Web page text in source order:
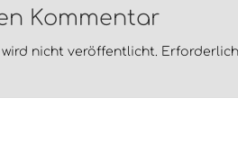
Kommentar
nicht veröffentlicht.